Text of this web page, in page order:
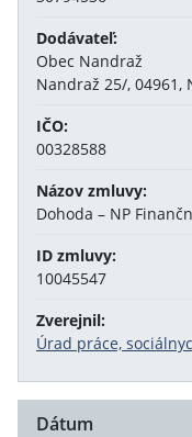
Dodávateľ:
Obec Nandraž
Nandraž 25/, 04961,
IČO:
00328588
Názov zmluvy:
Dohoda – NP
ID zmluvy:
10045547
Zverejnil:
Úrad práce,
Dátum